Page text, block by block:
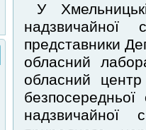
У
представники
обласний
обласний
безпосередньої
надзвичайної